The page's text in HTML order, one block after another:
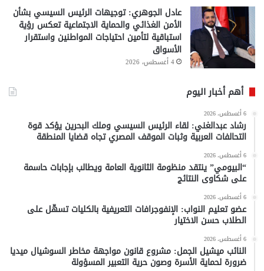
عادل الجوهري: توجيهات الرئيس السيسي بشأن
الأمن الغذائي والحماية الاجتماعية تعكس رؤية
استباقية لتأمين احتياجات المواطنين واستقرار
الأسواق
4 أغسطس، 2026
أهم أخبار اليوم
6 أغسطس، 2026
رشاد عبدالغني: لقاء الرئيس السيسي وملك البحرين يؤكد قوة
التحالفات العربية وثبات الموقف المصري تجاه قضايا المنطقة
6 أغسطس، 2026
“البيومي” ينتقد منظومة الثانوية العامة ويطالب بإجابات حاسمة
على شكاوى النتائج
6 أغسطس، 2026
عضو تعليم النواب: الإنفوجرافات التعريفية بالكليات تسهّل على
الطلاب حسن الاختيار
6 أغسطس، 2026
النائب ميشيل الجمل: مشروع قانون مواجهة مخاطر السوشيال ميديا
ضرورة لحماية الأسرة وصون حرية التعبير المسؤولة